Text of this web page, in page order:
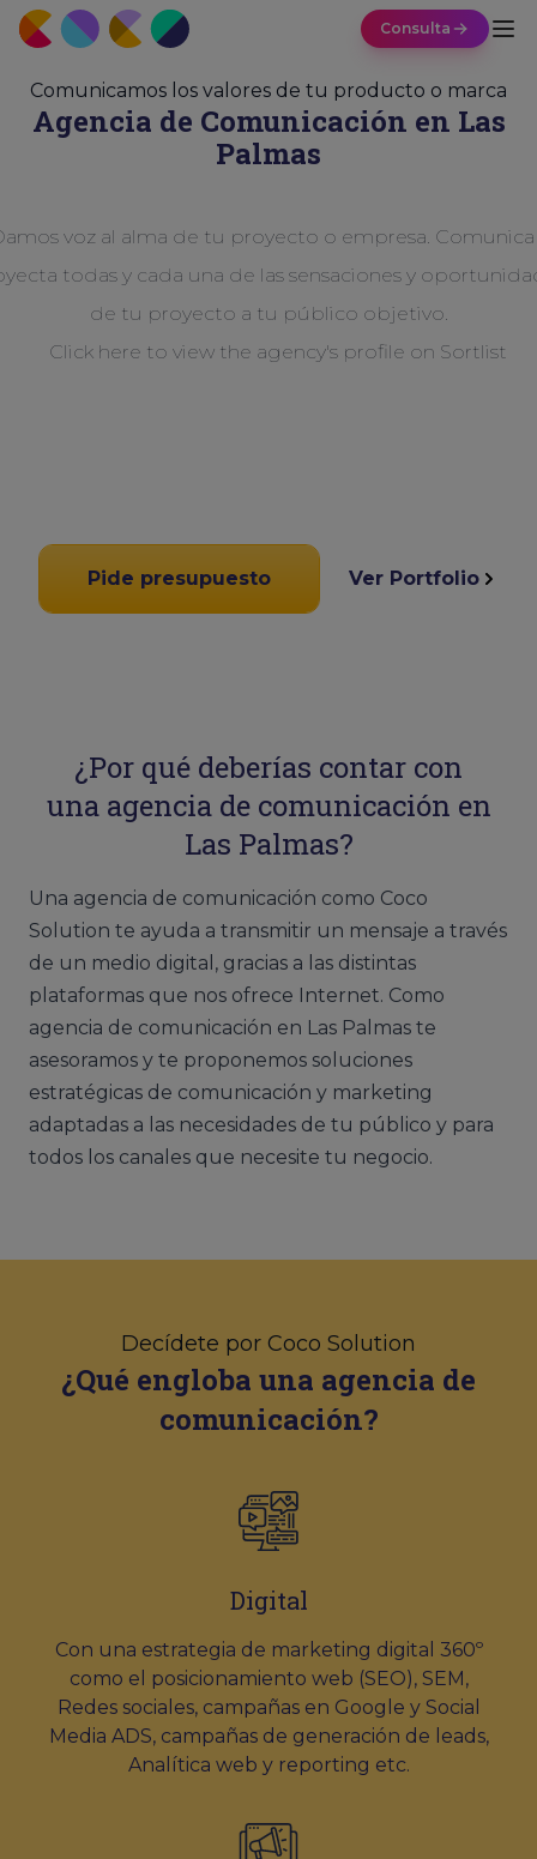
Consulta
Comunicamos los valores de tu producto o marca
Agencia de Comunicación en Las
Palmas
voz al alma de tu proyecto o empresa. Comunica
todas y cada una de las sensaciones y
de tu proyecto a tu público objetivo.
Pide presupuesto Ver Portfolio
¿Por qué deberías contar con
una agencia de comunicación en
Las Palmas?
Una agencia de comunicación como Coco
Solution te ayuda a transmitir un mensaje a través
de un medio digital, gracias a las distintas
plataformas que nos ofrece Internet. Como
agencia de comunicación en Las Palmas te
asesoramos y te proponemos soluciones
estratégicas de comunicación y marketing
adaptadas a las necesidades de tu público y para
todos los canales que necesite tu negocio.
Decídete por Coco Solution
¿Qué engloba una agencia de
comunicación?
Digital
Con una estrategia de marketing digital 360º
como el posicionamiento web (SEO), SEM,
Redes sociales, campañas en Google y Social
Media ADS, campañas de generación de leads,
Analítica web y reporting etc.